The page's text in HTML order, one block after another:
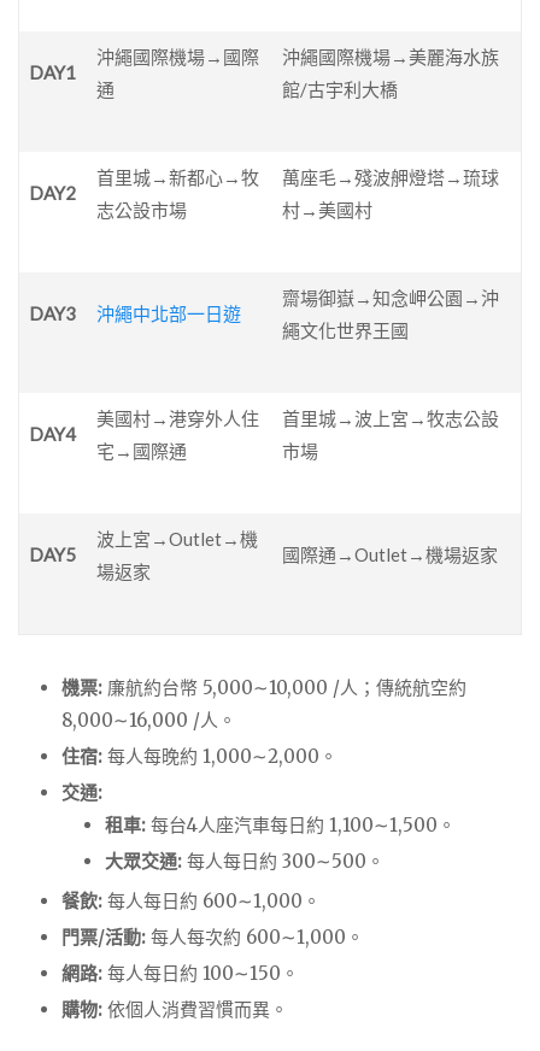
DAY1
沖繩國際機場→國際
通
沖繩國際機場→美麗海水族
館/古宇利大橋
DAY2
首里城→新都心→牧
志公設市場
萬座毛→殘波舺燈塔→琉球
村→美國村
DAY3 沖繩中北部一日遊
齋場御嶽→知念岬公園→沖
繩文化世界王國
DAY4
美國村→港穿外人住
宅→國際通
首里城→波上宮→牧志公設
市場
DAY5
波上宮→Outlet→機
場返家
國際通→Outlet→機場返家
機票: 廉航約台幣 5,000∼10,000 /人；傳統航空約
8,000∼16,000 /人。
住宿: 每人每晚約 1,000∼2,000 。
交通:
租車: 每台4人座汽車每日約 1,100∼1,500 。
大眾交通: 每人每日約 300∼500 。
餐飲: 每人每日約 600∼1,000 。
門票/活動: 每人每次約 600∼1,000 。
網路: 每人每日約 100∼150 。
購物: 依個人消費習慣而異。